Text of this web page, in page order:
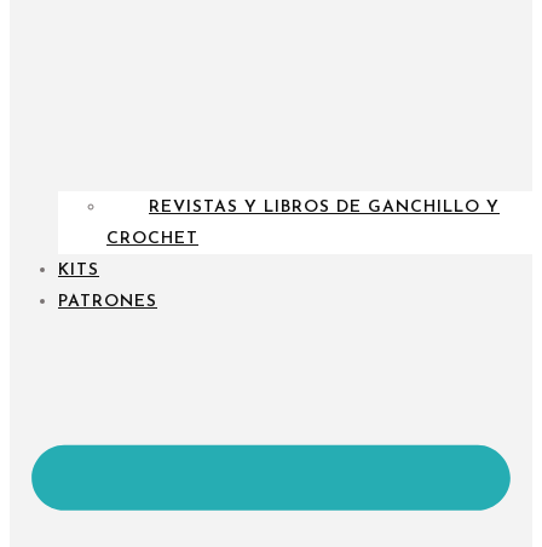
REVISTAS Y LIBROS DE GANCHILLO Y
CROCHET
KITS
PATRONES